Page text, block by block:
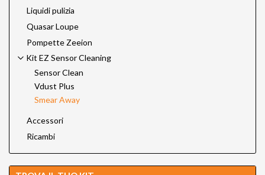
Liquidi pulizia
Quasar Loupe
Pompette Zeeion
Kit EZ Sensor Cleaning
Sensor Clean
Vdust Plus
Smear Away
Accessori
Ricambi